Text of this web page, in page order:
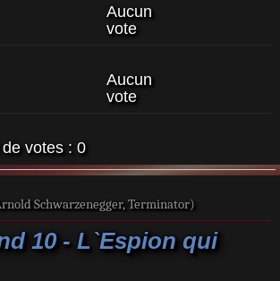
Aucun
vote
Aucun
vote
votes : 0
Schwarzenegger, Terminator)
10 - L`Espion qui